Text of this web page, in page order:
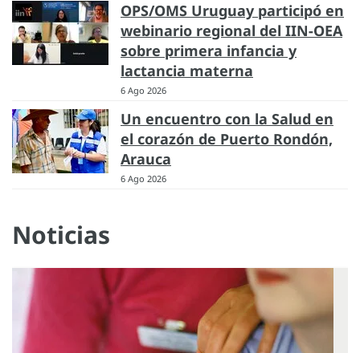
OPS/OMS Uruguay participó en
webinario regional del IIN-OEA
sobre primera infancia y
lactancia materna
6 Ago 2026
Un encuentro con la Salud en
el corazón de Puerto Rondón,
Arauca
6 Ago 2026
Noticias